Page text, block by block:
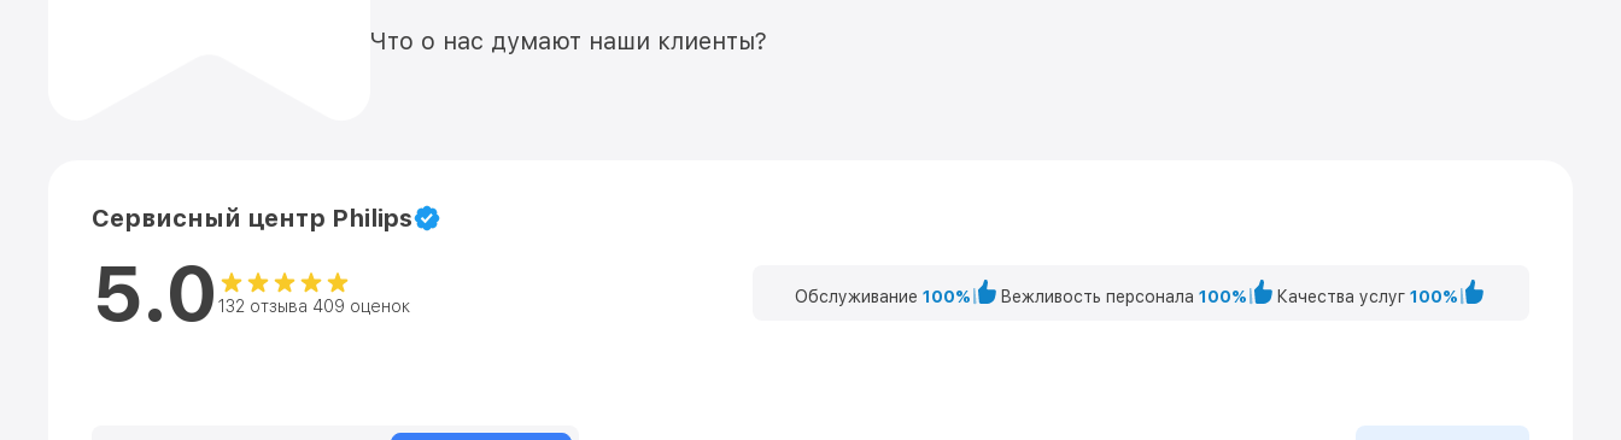
Что о нас думают наши клиенты?
Сервисный центр Philips
5.0 132 отзыва 409 оценок Обслуживание 100% Вежливость персонала 100% Качества услуг 100%